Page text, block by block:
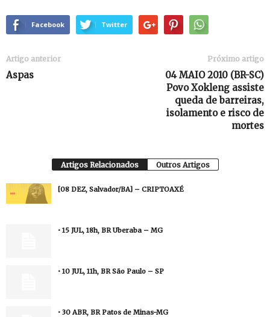
Facebook Twitter
Artigo anterior
Aspas
Próximo artigo
04 MAIO 2010 (BR-SC)
Povo Xokleng assiste
queda de barreiras,
isolamento e risco de
mortes
Artigos Relacionados Outros Artigos
[08 DEZ, Salvador/BA] – CRIPTOAXÉ
• 15 JUL, 18h, BR Uberaba – MG
• 10 JUL, 11h, BR São Paulo – SP
• 30 ABR, BR Patos de Minas-MG